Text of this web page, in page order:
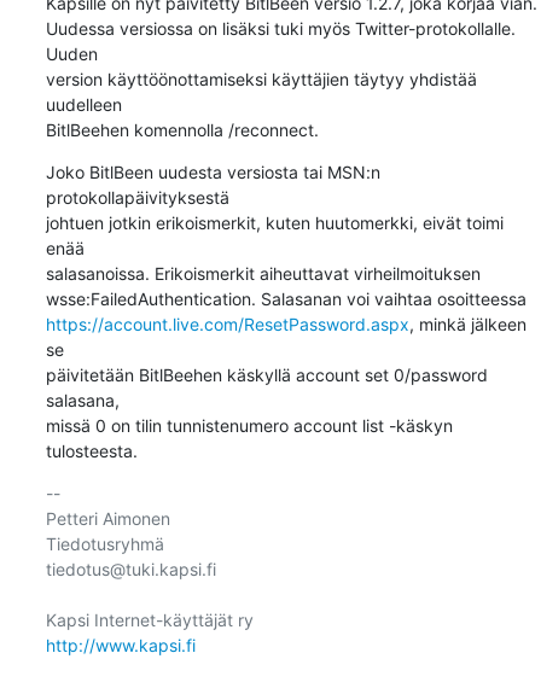
Uudessa versiossa on lisäksi tuki myös Twitter-protokollalle.
Uuden
version käyttöönottamiseksi käyttäjien täytyy yhdistää
uudelleen
BitlBeehen komennolla /reconnect.
Joko BitlBeen uudesta versiosta tai MSN:n
protokollapäivityksestä
johtuen jotkin erikoismerkit, kuten huutomerkki, eivät toimi
enää
salasanoissa. Erikoismerkit aiheuttavat virheilmoituksen
https://account.live.com/ResetPassword.aspx, minkä jälkeen
se
päivitetään BitlBeehen käskyllä account set 0/password
salasana,
missä 0 on tilin tunnistenumero account list -käskyn
tulosteesta.
--
Petteri Aimonen
Tiedotusryhmä
tiedotus@tuki.kapsi.fi
http://www.kapsi.fi